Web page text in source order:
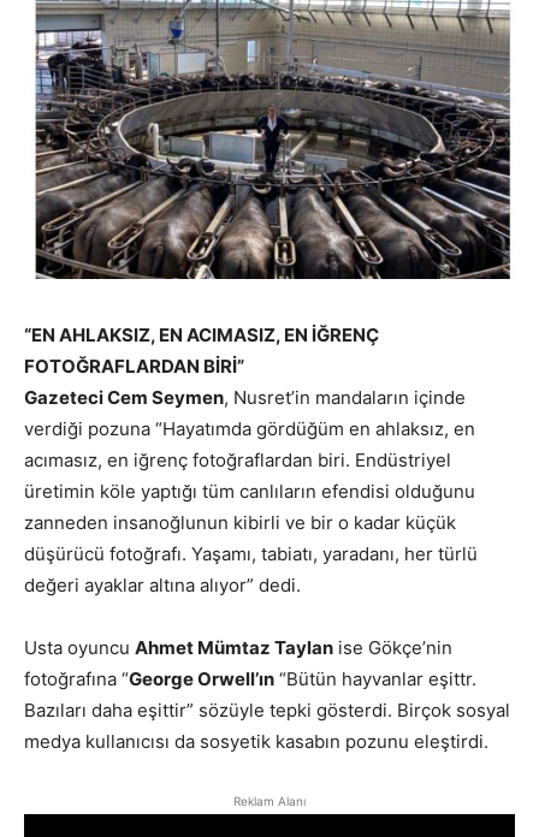
“EN AHLAKSIZ, EN ACIMASIZ, EN İĞRENÇ
FOTOĞRAFLARDAN BİRİ”
Gazeteci Cem Seymen, Nusret’in mandaların içinde
verdiği pozuna “Hayatımda gördüğüm en ahlaksız, en
acımasız, en iğrenç fotoğraflardan biri. Endüstriyel
üretimin köle yaptığı tüm canlıların efendisi olduğunu
zanneden insanoğlunun kibirli ve bir o kadar küçük
düşürücü fotoğrafı. Yaşamı, tabiatı, yaradanı, her türlü
değeri ayaklar altına alıyor” dedi.
Usta oyuncu Ahmet Mümtaz Taylan ise Gökçe’nin
fotoğrafına “George Orwell’ın “Bütün hayvanlar eşittr.
Bazıları daha eşittir” sözüyle tepki gösterdi. Birçok sosyal
medya kullanıcısı da sosyetik kasabın pozunu eleştirdi.
Reklam Alanı